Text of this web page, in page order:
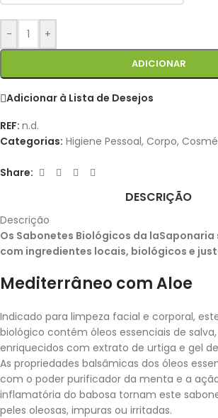
- +
ADICIONAR
Adicionar à Lista de Desejos
REF: n.d.
Categorias: Higiene Pessoal, Corpo,
Share:
DESCRIÇÃO
Descrição
Os Sabonetes Biológicos da
com ingredientes locais, biológicos e
Mediterrâneo com Aloe
Indicado para limpeza facial e corporal,
biológico contém óleos essenciais de
enriquecidos com extrato de urtiga e gel
As propriedades balsâmicas dos óleos
com o poder purificador da menta e a
inflamatória do babosa tornam este
peles oleosas, impuras ou irritadas.